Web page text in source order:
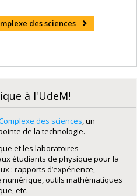
des sciences
à l'UdeM!
des sciences , un
de la technologie.
et les laboratoires
étudiants de physique pour la
: rapports d’expérience,
outils mathématiques
etc.